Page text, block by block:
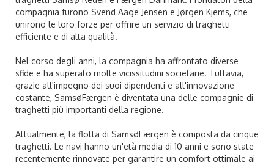
compagnia furono Svend Aage Jensen e Jørgen Kjems, che
unirono le loro forze per offrire un servizio di traghetti
efficiente e di alta qualità.
Nel corso degli anni, la compagnia ha affrontato diverse
sfide e ha superato molte vicissitudini societarie. Tuttavia,
grazie all'impegno dei suoi dipendenti e all'innovazione
costante, SamsøFærgen è diventata una delle compagnie di
traghetti più importanti della regione.
Attualmente, la flotta di SamsøFærgen è composta da cinque
traghetti. Le navi hanno un'età media di 10 anni e sono state
recentemente rinnovate per garantire un comfort ottimale ai